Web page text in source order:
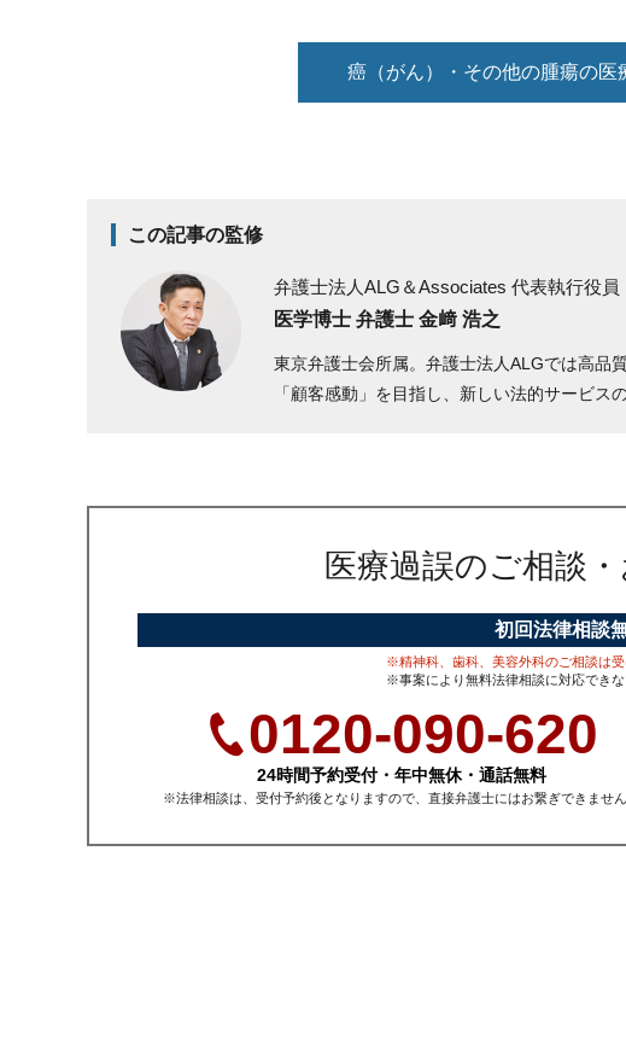
癌（がん）・その他の腫瘍の医
この記事の監修
弁護士法人ALG＆Associates 代表執行役員
医学博士 弁護士 金﨑 浩之
東京弁護士会所属。弁護士法人ALGでは高品
「顧客感動」を目指し、新しい法的サービス
医療過誤のご相談
初回法律相談
※精神科、歯科、美容外科のご相談は受
※事案により無料法律相談に対応できな
0120-090-620
24時間予約受付・年中無休・通話無料
※法律相談は、受付予約後となりますので、直接弁護士にはお繋ぎできません